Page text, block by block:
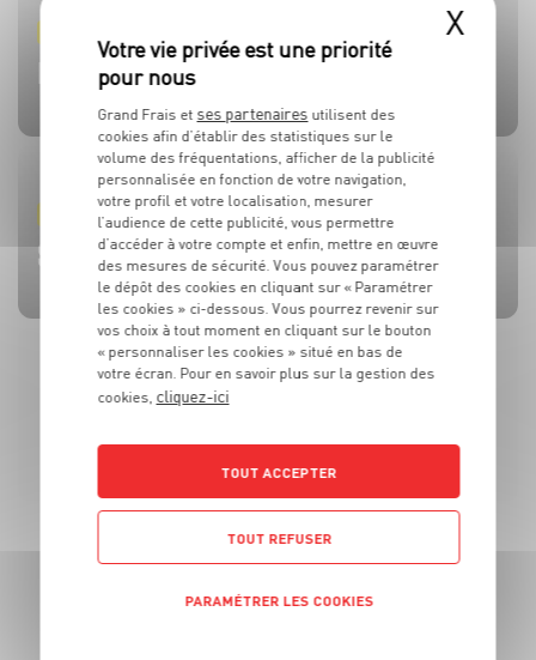
TOMATES
BRUSCHETTA FRAISES TOMATES MOZZA
ACTUALITE
L’HUILE QUI FAIT TOUTE LA DIFFÉRENCE !
BEAUFORT AOP
SALADE MOZZARELLA, PÊCHE ET AVOCAT
CÔTE DE BŒUF
CÔTE DE BOEUF AU ROQUEFORT
MOULES DE BOUCHOT AOP DE LA BAIE DU MONT-SAINT-
BROCHETTES DE SARDINES ET SAUCE À LA MENTHE
Suivez-nous
X
Grand Frais et ses partenaires utilisent des
cookies afin d’établir des statistiques sur le
volume des fréquentations, afficher de la publicité
personnalisée en fonction de votre navigation,
votre profil et votre localisation, mesurer
l’audience de cette publicité, vous permettre
d’accéder à votre compte et enfin, mettre en œuvre
des mesures de sécurité. Vous pouvez paramétrer
le dépôt des cookies en cliquant sur « Paramétrer
les cookies » ci-dessous. Vous pourrez revenir sur
vos choix à tout moment en cliquant sur le bouton
« personnaliser les cookies » situé en bas de
votre écran. Pour en savoir plus sur la gestion des
cookies, cliquez-ici
TOUT ACCEPTER
TOUT REFUSER
PARAMÉTRER LES COOKIES